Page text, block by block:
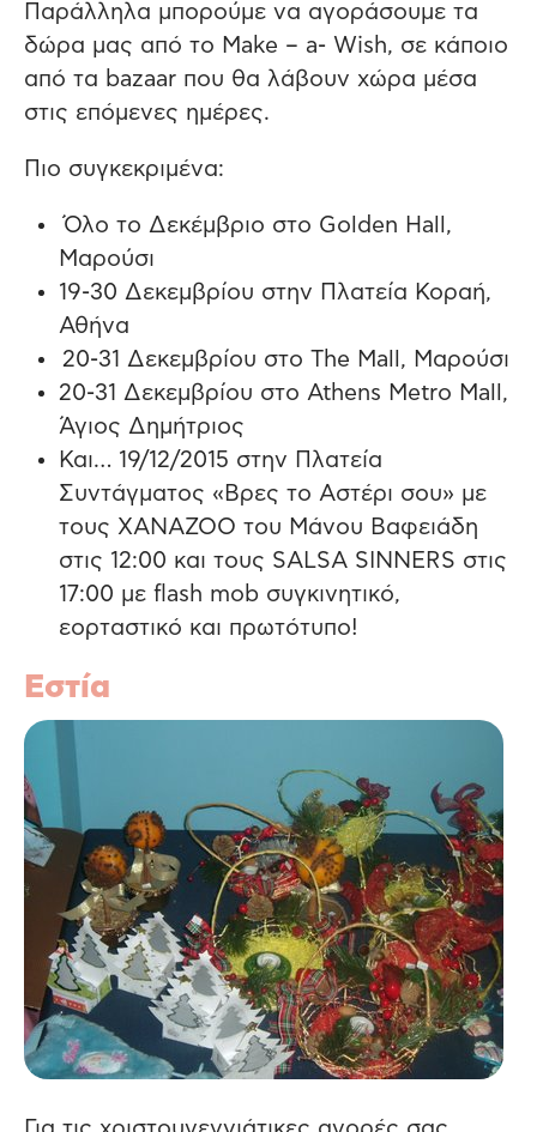
Παράλληλα μπορούμε να αγοράσουμε τα
δώρα μας από το Make – a- Wish, σε κάποιο
από τα bazaar που θα λάβουν χώρα μέσα
στις επόμενες ημέρες.
Πιο συγκεκριμένα:
Όλο το Δεκέμβριο στο Golden Hall,
Μαρούσι
19-30 Δεκεμβρίου στην Πλατεία Κοραή,
Αθήνα
20-31 Δεκεμβρίου στο The Mall, Μαρούσι
20-31 Δεκεμβρίου στο Athens Metro Mall,
Άγιος Δημήτριος
Και… 19/12/2015 στην Πλατεία
Συντάγματος «Βρες το Αστέρι σου» με
τους XANAZOO του Μάνου Βαφειάδη
στις 12:00 και τους SALSA SINNERS στις
17:00 με flash mob συγκινητικό,
εορταστικό και πρωτότυπο!
Εστία